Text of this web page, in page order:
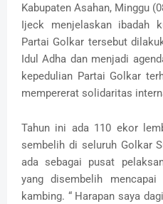
Kabupaten Asahan, Minggu
Ijeck menjelaskan ibadah
Partai Golkar tersebut
Idul Adha dan menjadi
kepedulian Partai Golkar
mempererat solidaritas
Tahun ini ada 110 ekor
sembelih di seluruh Golkar
ada sebagai pusat
yang disembelih
kambing. “ Harapan saya